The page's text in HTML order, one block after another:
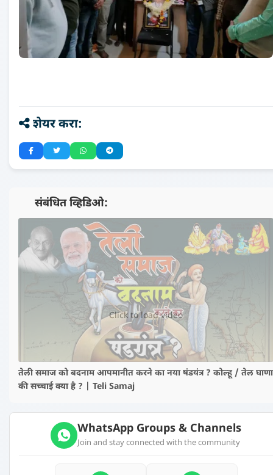
शेयर करा:
📺 संबंधित व्हिडिओ:
▶️
Click to load video
तेली समाज को बदनाम आपमानीत करने का नया षंडयंत्र ? कोल्हू / तेल घाणा
की सच्चाई क्या है ? | Teli Samaj
WhatsApp Groups & Channels
Join and stay connected with the community